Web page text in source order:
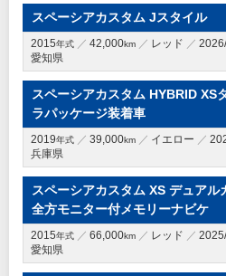
スペーシアカスタム Jスタイル
2015年式 42,000km レッド
愛知県
スペーシアカスタム HYBRID XS
ラパッケージ装着車
2019年式 39,000km イエロー
兵庫県
スペーシアカスタム XS デュアル
全方モニター付メモリーナビケ
2015年式 66,000km レッド
愛知県